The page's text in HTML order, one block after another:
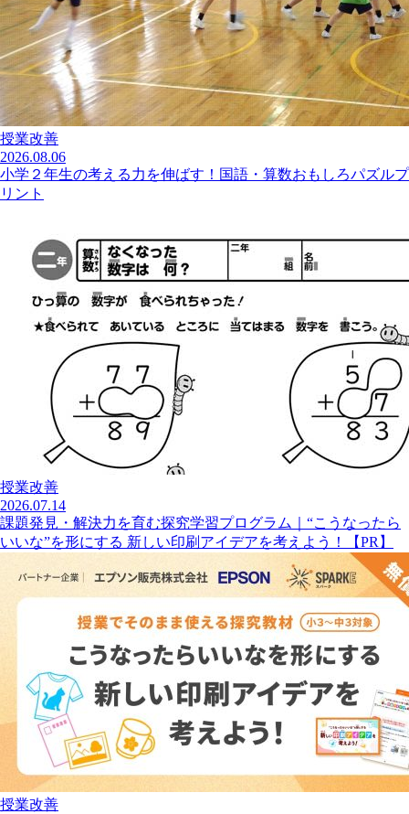
授業改善
2026.08.06
小学２年生の考える力を伸ばす！国語・算数おもしろパズルプ
リント
授業改善
2026.07.14
課題発見・解決力を育む探究学習プログラム｜“こうなったら
いいな”を形にする 新しい印刷アイデアを考えよう！【PR】
授業改善